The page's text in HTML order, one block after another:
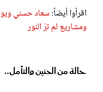
اقرأوا أيضاً: سعاد حسني
ومشاريع لم ترَ النور
حالة من الحنين والتأمل..